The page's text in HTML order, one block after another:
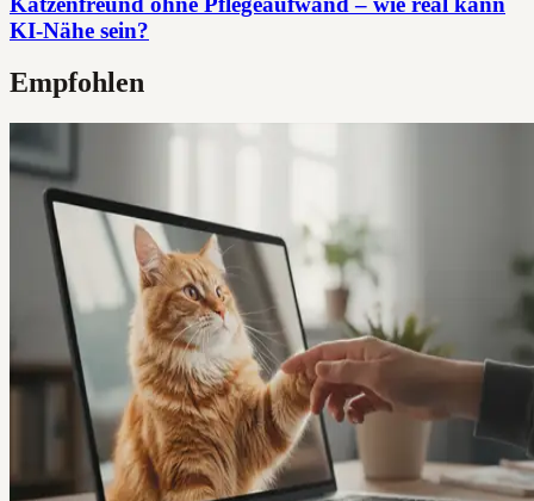
KI-Nähe sein?
Empfohlen